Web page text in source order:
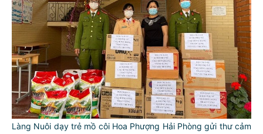
Làng Nuôi dạy trẻ mồ côi Hoa Phượng Hải Phòng gửi thư cảm